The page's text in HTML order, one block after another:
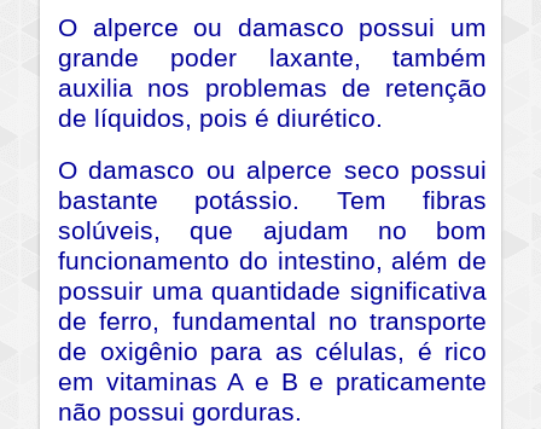
O alperce ou damasco possui um
grande poder laxante, também
auxilia nos problemas de retenção
de líquidos, pois é diurético.
O damasco ou alperce seco possui
bastante potássio. Tem fibras
solúveis, que ajudam no bom
funcionamento do intestino, além de
possuir uma quantidade significativa
de ferro, fundamental no transporte
de oxigênio para as células, é rico
em vitaminas A e B e praticamente
não possui gorduras.